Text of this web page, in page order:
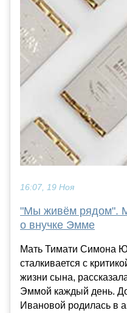
16:07, 19 Ноя
"Мы живём рядом".
о внучке Эмме
Мать Тимати Симона
сталкивается с
жизни сына,
Эммой каждый день.
Ивановой родилась в